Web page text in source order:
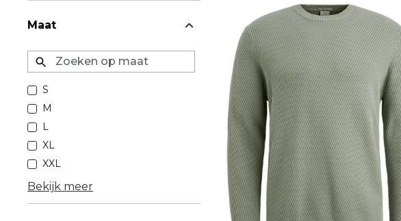
Maat
Zoeken op maat
S
M
L
XL
XXL
Bekijk meer